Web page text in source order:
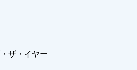
ザ・イヤー